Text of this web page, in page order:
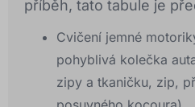
příběh, tato tabule je
Cvičení jemné
pohyblivá kolečka
zipy a tkaničku, zip,